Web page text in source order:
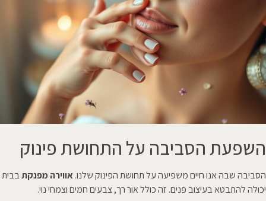
השפעת הסביבה על התחושת פינוק
הסביבה שבה אנו חיים משפיעה על תחושת הפינוק שלנו. אווירה מפנקתבבית
יכולה להתבטא בעיצוב פנים. זה כולל אור רך, צבעים חמים וצמחי נוי.